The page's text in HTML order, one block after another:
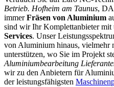
Betrieb. Hofheim am Taunus,
immerFräsen von Aluminium
sind wir Ihr Komplettanbieter mit
Services. Unser
von Aluminium hinaus, vielmehr
unterstützen, wo Sie im Projekt
Aluminiumbearbeitung
wir zu den Anbietern für
der leistungsfähigsten